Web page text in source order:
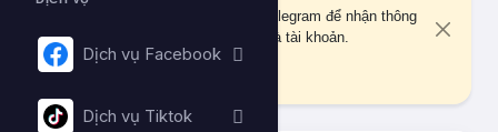
Dịch vụ Facebook
Dịch vụ Tiktok
Bạn chưa liên kết tài khoản Telegram để nhận thông
báo quan trọng về đơn hàng và tài khoản.